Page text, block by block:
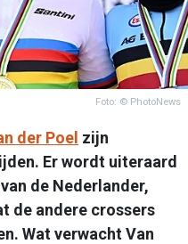
Foto: © PhotoNews
der Poel zijn
Er wordt uiteraard
de Nederlander,
de andere crossers
Wat verwacht Van